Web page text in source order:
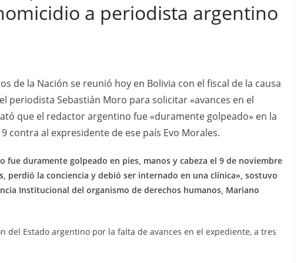
a periodista argentino
de la Nación se reunió hoy en Bolivia con el fiscal de la causa
periodista Sebastián Moro para solicitar «avances en el
que el redactor argentino fue «duramente golpeado» en la
contra al expresidente de ese país Evo Morales.
fue duramente golpeado en pies, manos y cabeza el 9 de noviembre
perdió la conciencia y debió ser internado en una clínica», sostuvo
Institucional del organismo de derechos humanos, Mariano
del Estado argentino por la falta de avances en el expediente, a tres